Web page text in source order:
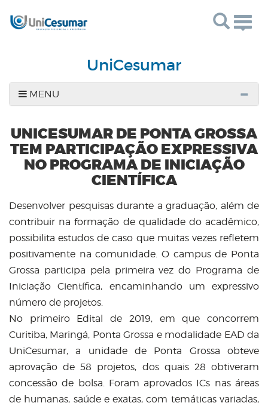
UniCesumar
MENU
UNICESUMAR DE PONTA GROSSA
TEM PARTICIPAÇÃO EXPRESSIVA
NO PROGRAMA DE INICIAÇÃO
CIENTÍFICA
Desenvolver pesquisas durante a graduação, além de
contribuir na formação de qualidade do acadêmico,
possibilita estudos de caso que muitas vezes refletem
positivamente na comunidade. O campus de Ponta
Grossa participa pela primeira vez do Programa de
Iniciação Científica, encaminhando um expressivo
número de projetos.
No primeiro Edital de 2019, em que concorrem
Curitiba, Maringá, Ponta Grossa e modalidade EAD da
UniCesumar, a unidade de Ponta Grossa obteve
aprovação de 58 projetos, dos quais 28 obtiveram
concessão de bolsa. Foram aprovados ICs nas áreas
de humanas, saúde e exatas, com temáticas variadas,